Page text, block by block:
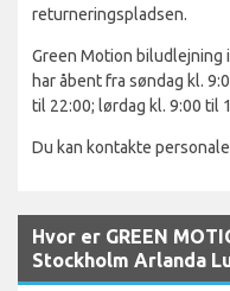
returneringspladsen.
Green Motion biludlejning
har åbent fra søndag kl.
til 22:00; lørdag kl. 9:00 til
Du kan kontakte
Hvor er GREEN
Stockholm Arlanda